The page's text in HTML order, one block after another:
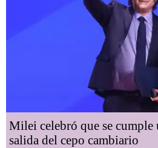
Milei celebró que se cumple
salida del cepo cambiario